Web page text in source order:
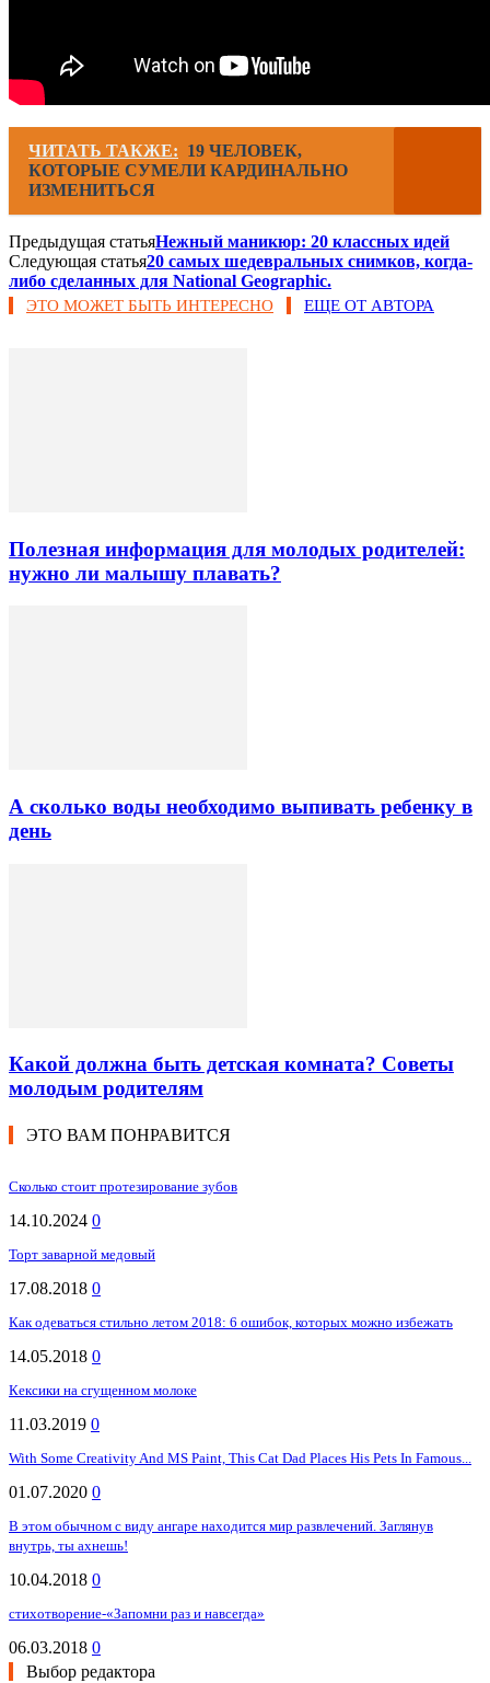
ЧИТАТЬ ТАКЖЕ: 19 ЧЕЛОВЕК,
КОТОРЫЕ СУМЕЛИ КАРДИНАЛЬНО
ИЗМЕНИТЬСЯ
Предыдущая статьяНежный маникюр: 20 классных идей
Следующая статья20 самых шедевральных снимков, когда-
либо сделанных для National Geographic.
ЭТО МОЖЕТ БЫТЬ ИНТЕРЕСНО ЕЩЕ ОТ АВТОРА
Полезная информация для молодых родителей:
нужно ли малышу плавать?
А сколько воды необходимо выпивать ребенку в
день
Какой должна быть детская комната? Советы
молодым родителям
ЭТО ВАМ ПОНРАВИТСЯ
Сколько стоит протезирование зубов
14.10.2024 0
Торт заварной медовый
17.08.2018 0
Как одеваться стильно летом 2018: 6 ошибок, которых можно избежать
14.05.2018 0
Кексики на сгущенном молоке
11.03.2019 0
With Some Creativity And MS Paint, This Cat Dad Places His Pets In Famous...
01.07.2020 0
В этом обычном с виду ангаре находится мир развлечений. Заглянув
внутрь, ты ахнешь!
10.04.2018 0
стихотворение-«Запомни раз и навсегда»
06.03.2018 0
Выбор редактора